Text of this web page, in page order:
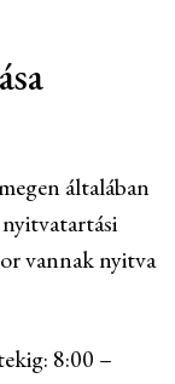
általában
vannak nyitva
8:00 –